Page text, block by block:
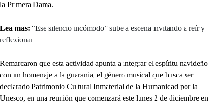
la Primera Dama.
Lea más: “Ese silencio incómodo” sube a escena invitando a reír y
reflexionar
Remarcaron que esta actividad apunta a integrar el espíritu navideño
con un homenaje a la guarania, el género musical que busca ser
declarado Patrimonio Cultural Inmaterial de la Humanidad por la
Unesco, en una reunión que comenzará este lunes 2 de diciembre en